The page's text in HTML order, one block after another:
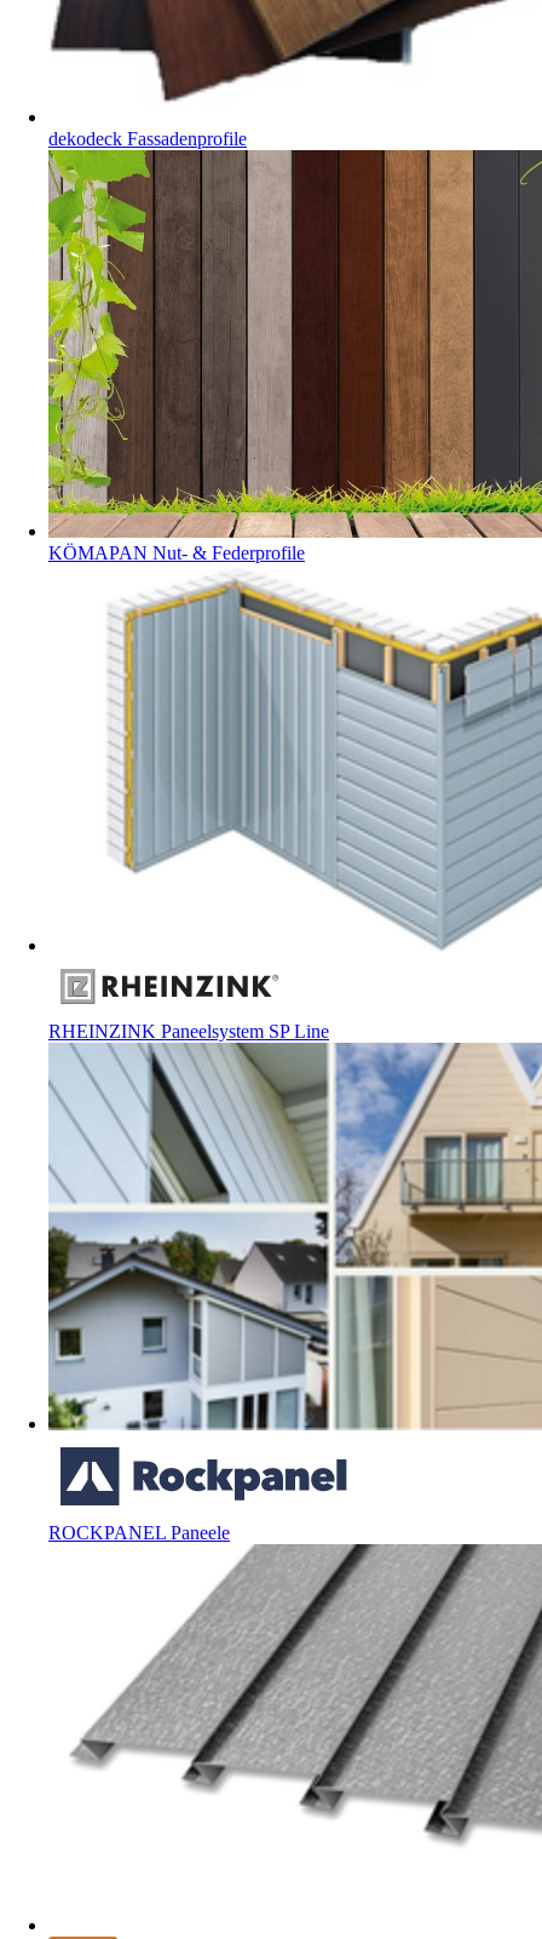
dekodeck Fassadenprofile
KÖMAPAN Nut- & Federprofile
RHEINZINK Paneelsystem SP Line
ROCKPANEL Paneele